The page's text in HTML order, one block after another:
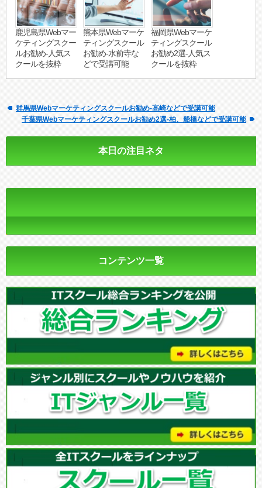
鹿児島県Webマー
ケティングスクー
ルお勧め-人気ス
クールを抜粋
熊本県Webマーケ
ティングスクール
お勧め-水前寺な
どで受講可能
福岡県Webマーケ
ティングスクール
お勧め2選-人気ス
クールを抜粋
群馬県Webマーケティングスクールお勧め-高崎などで受講可能
千葉県Webマーケティングスクールお勧め2選-柏、船橋などで受講可能
本日の注目ネタ
コンテンツ一覧